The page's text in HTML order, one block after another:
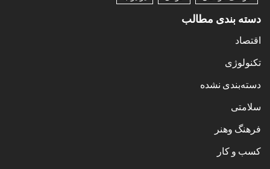
دسته بندی مطالب
اقتصاد
تکنولوژی
دسته‌بندی نشده
سلامتی
فرهنگ وهنر
کسب و کار